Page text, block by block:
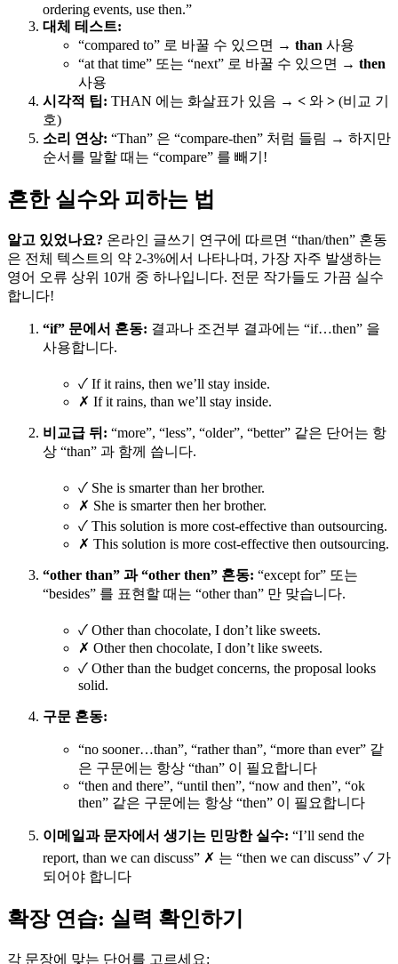
ordering events, use then.”
대체 테스트:
“compared to” 로 바꿀 수 있으면 → than 사용
“at that time” 또는 “next” 로 바꿀 수 있으면 → then
사용
시각적 팁: THAN 에는 화살표가 있음 → < 와 > (비교 기
호)
소리 연상: “Than” 은 “compare-then” 처럼 들림 → 하지만
순서를 말할 때는 “compare” 를 빼기!
흔한 실수와 피하는 법
알고 있었나요? 온라인 글쓰기 연구에 따르면 “than/then” 혼동
은 전체 텍스트의 약 2-3%에서 나타나며, 가장 자주 발생하는
영어 오류 상위 10개 중 하나입니다. 전문 작가들도 가끔 실수
합니다!
“if” 문에서 혼동: 결과나 조건부 결과에는 “if…then” 을
사용합니다.
✓ If it rains, then we’ll stay inside.
✗ If it rains, than we’ll stay inside.
비교급 뒤: “more”, “less”, “older”, “better” 같은 단어는 항
상 “than” 과 함께 씁니다.
✓ She is smarter than her brother.
✗ She is smarter then her brother.
✓ This solution is more cost-effective than outsourcing.
✗ This solution is more cost-effective then outsourcing.
“other than” 과 “other then” 혼동: “except for” 또는
“besides” 를 표현할 때는 “other than” 만 맞습니다.
✓ Other than chocolate, I don’t like sweets.
✗ Other then chocolate, I don’t like sweets.
✓ Other than the budget concerns, the proposal looks
solid.
구문 혼동:
“no sooner…than”, “rather than”, “more than ever” 같
은 구문에는 항상 “than” 이 필요합니다
“then and there”, “until then”, “now and then”, “ok
then” 같은 구문에는 항상 “then” 이 필요합니다
이메일과 문자에서 생기는 민망한 실수: “I’ll send the
report, than we can discuss” ✗ 는 “then we can discuss” ✓ 가
되어야 합니다
확장 연습: 실력 확인하기
각 문장에 맞는 단어를 고르세요: